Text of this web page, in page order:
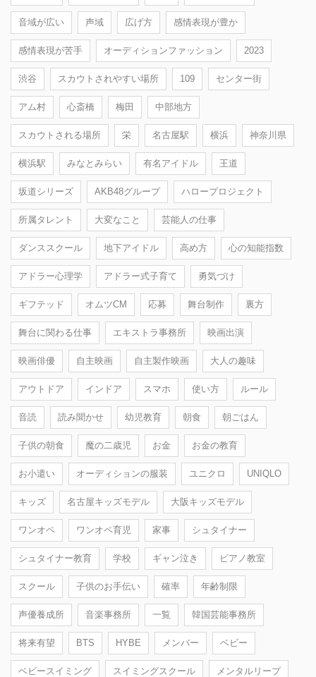
音域が広い 声域 広げ方 感情表現が豊か
感情表現が苦手 オーディションファッション 2023
渋谷 スカウトされやすい場所 109 センター街
アム村 心斎橋 梅田 中部地方
スカウトされる場所 栄 名古屋駅 横浜 神奈川県
横浜駅 みなとみらい 有名アイドル 王道
坂道シリーズ AKB48グループ ハロープロジェクト
所属タレント 大変なこと 芸能人の仕事
ダンススクール 地下アイドル 高め方 心の知能指数
アドラー心理学 アドラー式子育て 勇気づけ
ギフテッド オムツCM 応募 舞台制作 裏方
舞台に関わる仕事 エキストラ事務所 映画出演
映画俳優 自主映画 自主製作映画 大人の趣味
アウトドア インドア スマホ 使い方 ルール
音読 読み聞かせ 幼児教育 朝食 朝ごはん
子供の朝食 魔の二歳児 お金 お金の教育
お小遣い オーディションの服装 ユニクロ UNIQLO
キッズ 名古屋キッズモデル 大阪キッズモデル
ワンオペ ワンオペ育児 家事 シュタイナー
シュタイナー教育 学校 ギャン泣き ピアノ教室
スクール 子供のお手伝い 確率 年齢制限
声優養成所 音楽事務所 一覧 韓国芸能事務所
将来有望 BTS HYBE メンバー ベビー
ベビースイミング スイミングスクール メンタルリープ